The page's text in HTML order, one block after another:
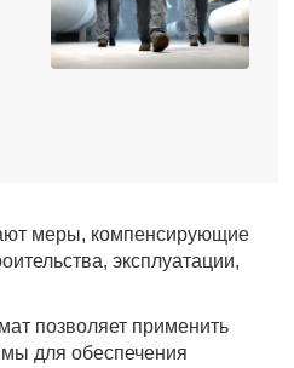
меры, компенсирующие
эксплуатации,
позволяет применить
для обеспечения